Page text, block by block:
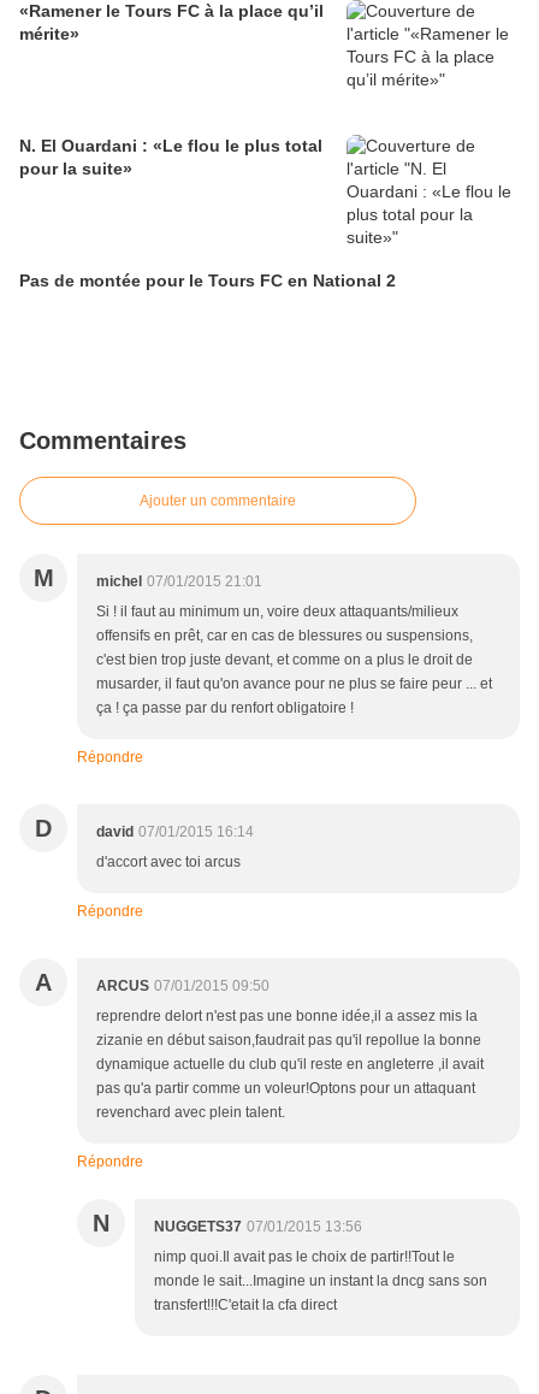
«Ramener le Tours FC à la place qu’il
mérite»
N. El Ouardani : «Le flou le plus total
pour la suite»
Pas de montée pour le Tours FC en National 2
Commentaires
Ajouter un commentaire
M michel 07/01/2015 21:01
Si ! il faut au minimum un, voire deux attaquants/milieux
offensifs en prêt, car en cas de blessures ou suspensions,
c'est bien trop juste devant, et comme on a plus le droit de
musarder, il faut qu'on avance pour ne plus se faire peur ... et
ça ! ça passe par du renfort obligatoire !
Répondre
D david 07/01/2015 16:14
d'accort avec toi arcus
Répondre
A ARCUS 07/01/2015 09:50
reprendre delort n'est pas une bonne idée,il a assez mis la
zizanie en début saison,faudrait pas qu'il repollue la bonne
dynamique actuelle du club qu'il reste en angleterre ,il avait
pas qu'a partir comme un voleur!Optons pour un attaquant
revenchard avec plein talent.
Répondre
N NUGGETS37 07/01/2015 13:56
nimp quoi.Il avait pas le choix de partir!!Tout le
monde le sait...Imagine un instant la dncg sans son
transfert!!!C'etait la cfa direct